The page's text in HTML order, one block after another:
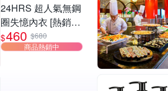
24HRS 超人氣無鋼
圈失憶內衣 [熱銷好
評]
$460 $680
商品熱銷中